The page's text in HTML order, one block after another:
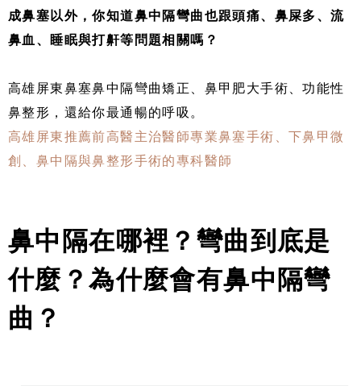
成鼻塞以外，你知道鼻中隔彎曲也跟頭痛、鼻屎多、流
鼻血、睡眠與打鼾等問題相關嗎？
高雄屏東鼻塞鼻中隔彎曲矯正、鼻甲肥大手術、功能性
鼻整形，還給你最通暢的呼吸。
高雄屏東推薦前高醫主治醫師專業鼻塞手術、下鼻甲微
創、鼻中隔與鼻整形手術的專科醫師
鼻中隔在哪裡？彎曲到底是
什麼？為什麼會有鼻中隔彎
曲？